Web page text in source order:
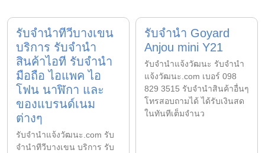
รับจำนำทีวีบางเขน
บริการ รับจำนำ
สินค้าไอที รับจำนำ
มือถือ ไอแพค ไอ
โฟน นาฬิกา และ
ของแบรนด์เนม
ต่างๆ
รับจํานําแจ้งวัฒนะ.com รับ
จำนำทีวีบางเขน บริการ รับ
รับจำนำ Goyard
Anjou mini Y21
รับจํานําแจ้งวัฒนะ รับจํานํา
แจ้งวัฒนะ.com เบอร์ 098
829 3515 รับจำนำสินค้าอื่นๆ
โทรสอบถามได้ ได้รับเงินสด
ในทันทีเต็มจำนว